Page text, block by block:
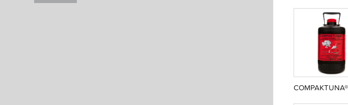
COMPAKTUNA®